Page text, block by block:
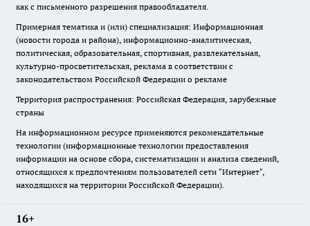
как с письменного разрешения правообладателя.
Примерная тематика и (или) специализация: Информационная
(новости города и района), информационно-аналитическая,
политическая, образовательная, спортивная, развлекательная,
культурно-просветительская, реклама в соответствии с
законодательством Российской Федерации о рекламе
Территория распространения: Российская Федерация, зарубежные
страны
На информационном ресурсе применяются рекомендательные
технологии (информационные технологии предоставления
информации на основе сбора, систематизации и анализа сведений,
относящихся к предпочтениям пользователей сети "Интернет",
находящихся на территории Российской Федерации).
16+